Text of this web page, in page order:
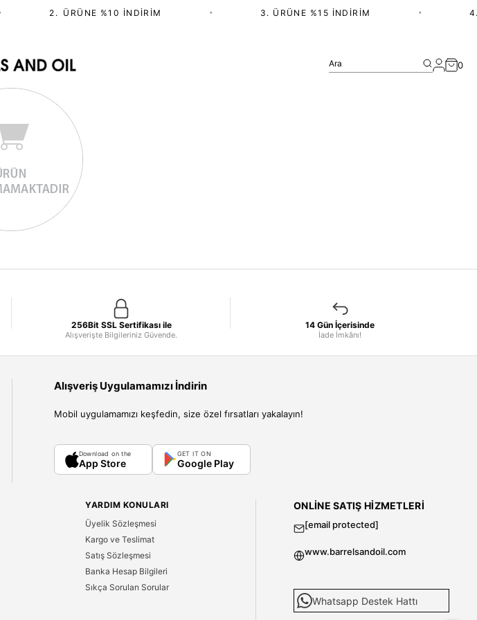
2.⁠ ⁠ÜRÜNE %10 İNDIRIM 3. ÜRÜNE %15 İNDIRIM
Ara 0
256Bit SSL Sertifikası ile
Alışverişte Bilgileriniz Güvende.
14 Gün İçerisinde
İade İmkânı!
Alışveriş Uygulamamızı İndirin
Mobil uygulamamızı keşfedin, size özel fırsatları yakalayın!
Download on the
App Store
GET IT ON
Google Play
YARDIM KONULARI
Üyelik Sözleşmesi
Kargo ve Teslimat
Satış Sözleşmesi
Banka Hesap Bilgileri
Sıkça Sorulan Sorular
ONLINE SATIŞ HIZMETLERI
[email protected]
www.barrelsandoil.com
Whatsapp Destek Hattı